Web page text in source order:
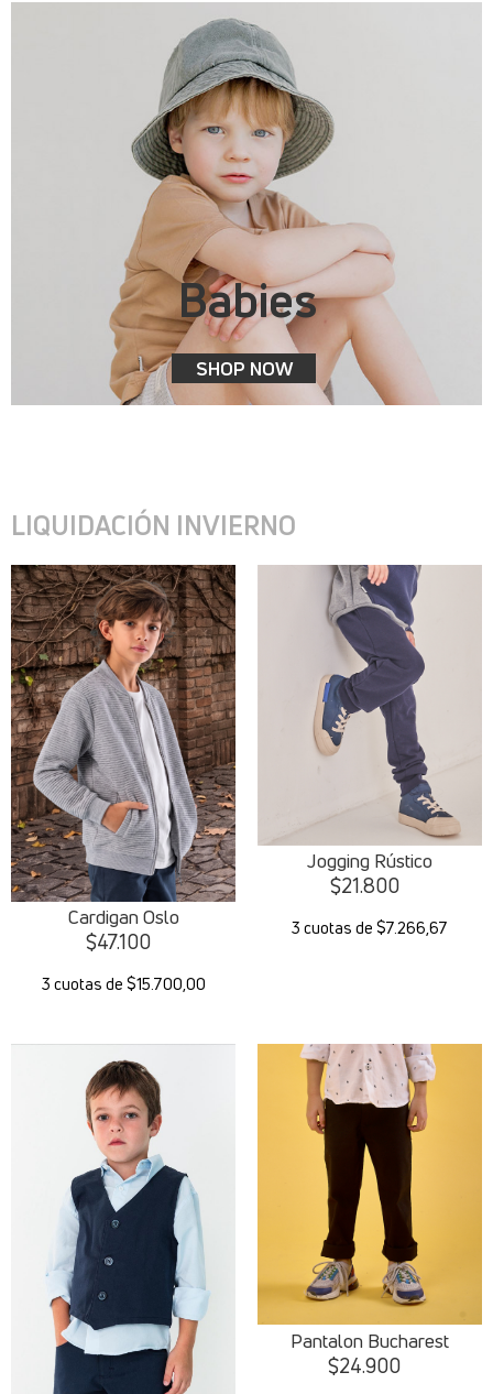
Babies
SHOP NOW
LIQUIDACIÓN INVIERNO
Cardigan Oslo
$47.100
3 cuotas de $15.700,00
Jogging Rústico
$21.800
3 cuotas de $7.266,67
Pantalon Bucharest
$24.900